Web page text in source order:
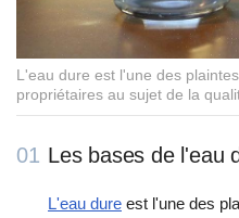
L'eau dure est l'une des
propriétaires au sujet de la
01 Les bases de l'eau
L'eau dure est l'une des